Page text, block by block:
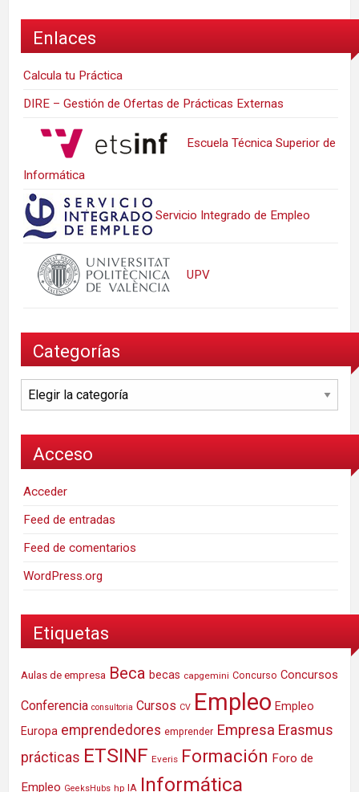
Enlaces
Calcula tu Práctica
DIRE – Gestión de Ofertas de Prácticas Externas
Escuela Técnica Superior de
Informática
Servicio Integrado de Empleo
UPV
Categorías
Categorías
Acceso
Acceder
Feed de entradas
Feed de comentarios
WordPress.org
Etiquetas
Aulas de empresa Beca becas capgemini Concurso Concursos
Conferencia consultoria Cursos CV Empleo Empleo
Europa emprendedores emprender Empresa Erasmus
prácticas ETSINF Everis Formación Foro de
Empleo GeeksHubs hp IA Informática